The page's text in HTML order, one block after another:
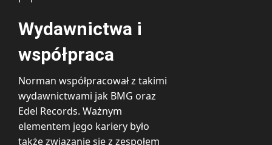
Wydawnictwa i
współpraca
Norman współpracował z takimi
wydawnictwami jak BMG oraz
Edel Records. Ważnym
elementem jego kariery było
także związanie się z zespołem